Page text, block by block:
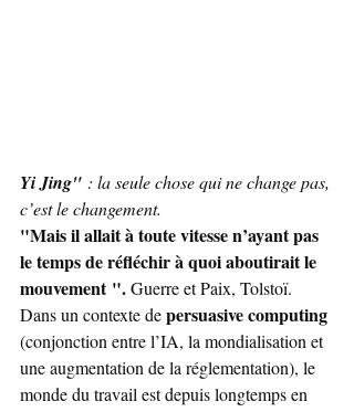
Yi Jing" : la seule chose qui ne change pas,
c’est le changement.
"Mais il allait à toute vitesse n’ayant pas
le temps de réfléchir à quoi aboutirait le
mouvement ". Guerre et Paix, Tolstoï.
Dans un contexte de persuasive computing
(conjonction entre l’IA, la mondialisation et
une augmentation de la réglementation), le
monde du travail est depuis longtemps en